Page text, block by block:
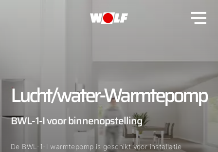
Lucht/water-Warmtepomp
BWL-1-I voor binnenopstelling
De BWL-1-I warmtepomp is geschikt voor installatie